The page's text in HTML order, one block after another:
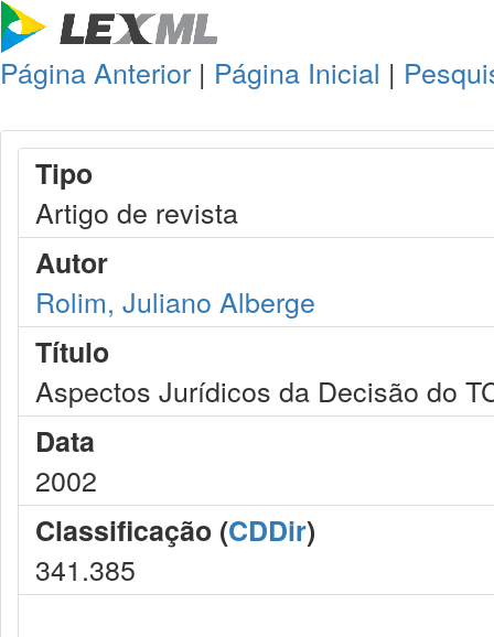
Página Anterior | Página Inicial |
Tipo
Artigo de revista
Autor
Rolim, Juliano Alberge
Título
Aspectos Jurídicos da Decisão do
Data
2002
Classificação (CDDir)
341.385